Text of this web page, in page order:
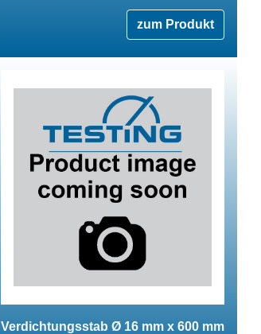
zum Produkt
Verdichtungsstab Ø 16 mm x 600 mm